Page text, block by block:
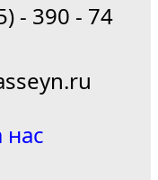
- 390 - 74